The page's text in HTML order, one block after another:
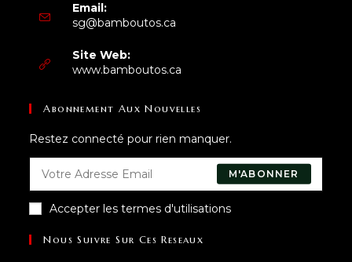
Email:
sg@bamboutos.ca
Site Web:
www.bamboutos.ca
Abonnement Aux Nouvelles
Restez connecté pour rien manquer.
M'ABONNER
Accepter les termes d'utilisations
Nous Suivre Sur Ces Reseaux